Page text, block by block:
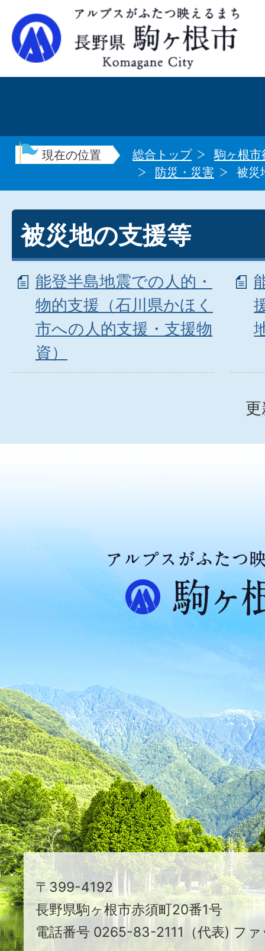
現在の位置 総合トップ
駒ヶ根市
防災・災害
被災
被災地の支援等
能登半島地震での人的・
物的支援（石川県かほく
市への人的支援・支援物
資）
ア
ル
プ
ス
が
た
つ
映
え
る
ま
ち
駒
ヶ
根
市
〒399-4192
長野県駒ヶ根市赤須町20番1号
電話番号 0265-83-2111（代表) フ